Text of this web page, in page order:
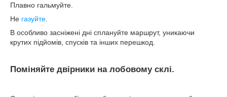
Плавно гальмуйте.
Не газуйте
В особливо засніжені дні сплануйте маршрут, уникаючи
крутих підйомів, спусків та інших перешкод.
Поміняйте двірники на лобовому склі.